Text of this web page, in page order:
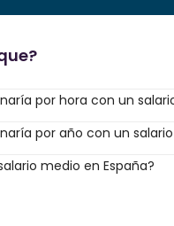
por hora con un
por año con un
medio en España?